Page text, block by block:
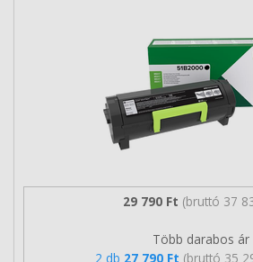
29 790 Ft (bruttó 37
Több darabos ár
2 db 27 790 Ft (bruttó 35